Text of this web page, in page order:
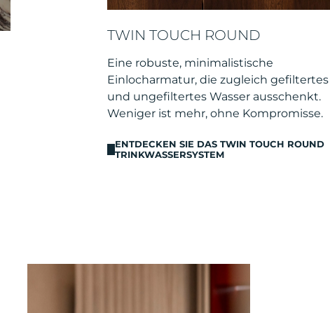
TWIN TOUCH ROUND
Eine robuste, minimalistische
Einlocharmatur, die zugleich gefiltertes
und ungefiltertes Wasser ausschenkt.
Weniger ist mehr, ohne Kompromisse.
ENTDECKEN SIE DAS TWIN TOUCH ROUND
TRINKWASSERSYSTEM